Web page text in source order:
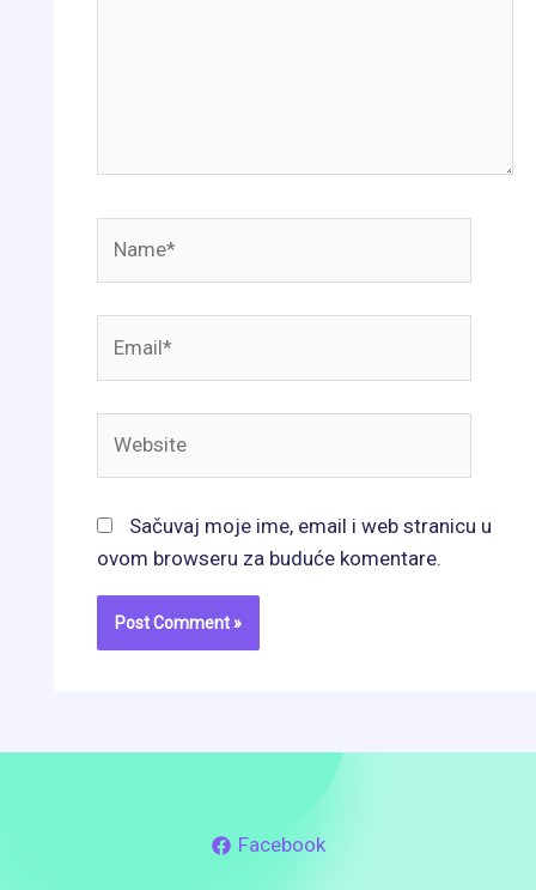
Sačuvaj moje ime, email i web stranicu u
ovom browseru za buduće komentare.
Facebook